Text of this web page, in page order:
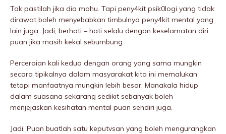
Tak pastilah jika dia mahu. Tapi peny4kit psik0logi yang tidak
dirawat boleh menyebabkan timbulnya peny4kit mentaI yang
lain juga. Jadi, berhati – hati selalu dengan keselamatan diri
puan jika masih kekal sebumbung.
Perceraian kali kedua dengan orang yang sama mungkin
secara tipikalnya dalam masyarakat kita ini memaIukan
tetapi manfaatnya mungkin lebih besar. Manakala hidup
dalam suasana sekarang sedikit sebanyak boleh
menjejaskan kesihatan mentaI puan sendiri juga.
Jadi, Puan buatlah satu keputvsan yang boleh mengurangkan